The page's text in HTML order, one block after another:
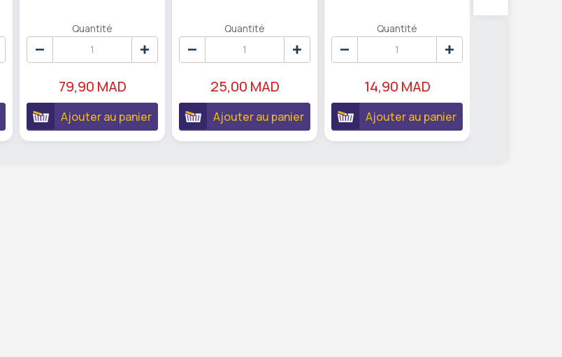
Quantité
79,90 MAD
Ajouter au panier
Quantité
25,00 MAD
Ajouter au panier
Quantité
14,90 MAD
Ajouter au panier